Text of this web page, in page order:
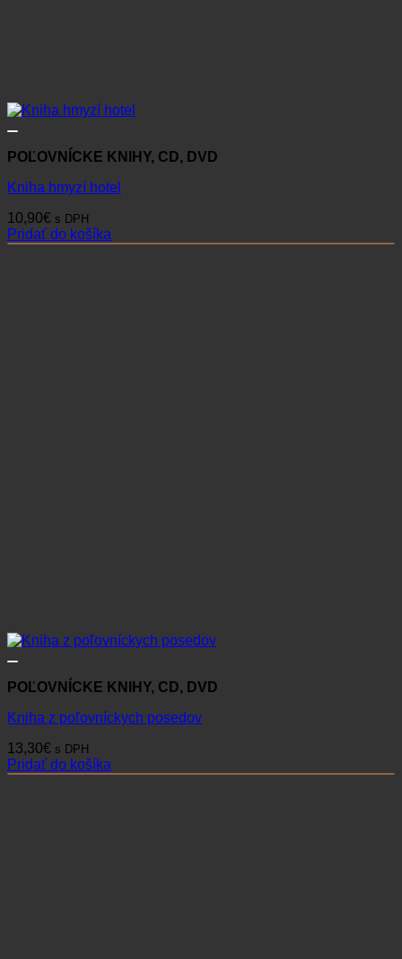
POĽOVNÍCKE KNIHY, CD, DVD
Kniha hmyzí hotel
10,90€ s DPH
Pridať do košíka
POĽOVNÍCKE KNIHY, CD, DVD
Kniha z poľovníckych posedov
13,30€ s DPH
Pridať do košíka